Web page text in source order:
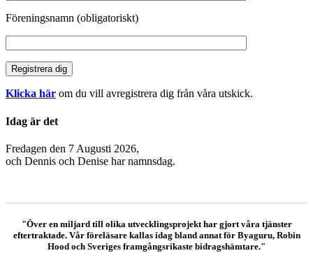
Föreningsnamn (obligatoriskt)
Klicka här om du vill avregistrera dig från våra utskick.
Idag är det
Fredagen den 7 Augusti 2026,
och Dennis och Denise har namnsdag.
"Över en miljard till olika utvecklingsprojekt har gjort våra tjänster
eftertraktade. Vår föreläsare kallas idag bland annat för Byaguru, Robin
Hood och Sveriges framgångsrikaste bidragshämtare."